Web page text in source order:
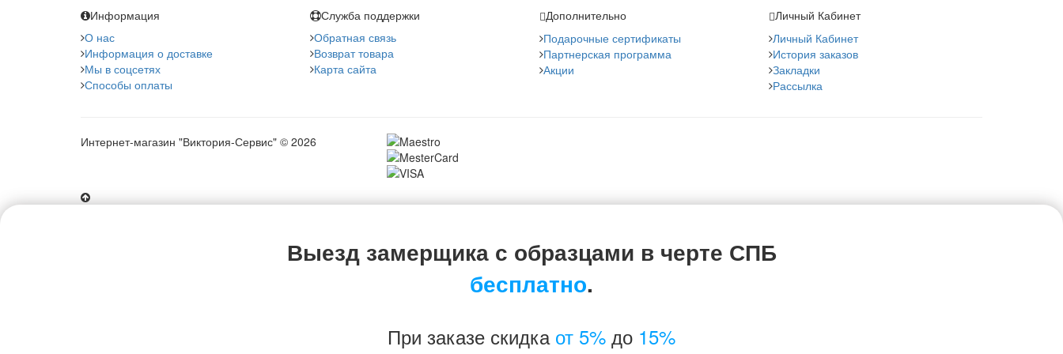
Информация
О нас
Информация о доставке
Мы в соцсетях
Способы оплаты
Служба поддержки
Обратная связь
Возврат товара
Карта сайта
Дополнительно
Подарочные сертификаты
Партнерская программа
Акции
Личный Кабинет
Личный Кабинет
История заказов
Закладки
Рассылка
Интернет-магазин "Виктория-Сервис" © 2026
Выезд замерщика с образцами в черте СПБ
бесплатно.
При заказе скидка от 5% до 15%